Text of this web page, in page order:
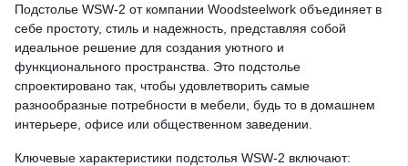
Подстолье WSW-2 от компании Woodsteelwork объединяет в
себе простоту, стиль и надежность, представляя собой
идеальное решение для создания уютного и
функционального пространства. Это подстолье
спроектировано так, чтобы удовлетворить самые
разнообразные потребности в мебели, будь то в домашнем
интерьере, офисе или общественном заведении.
Ключевые характеристики подстолья WSW-2 включают: